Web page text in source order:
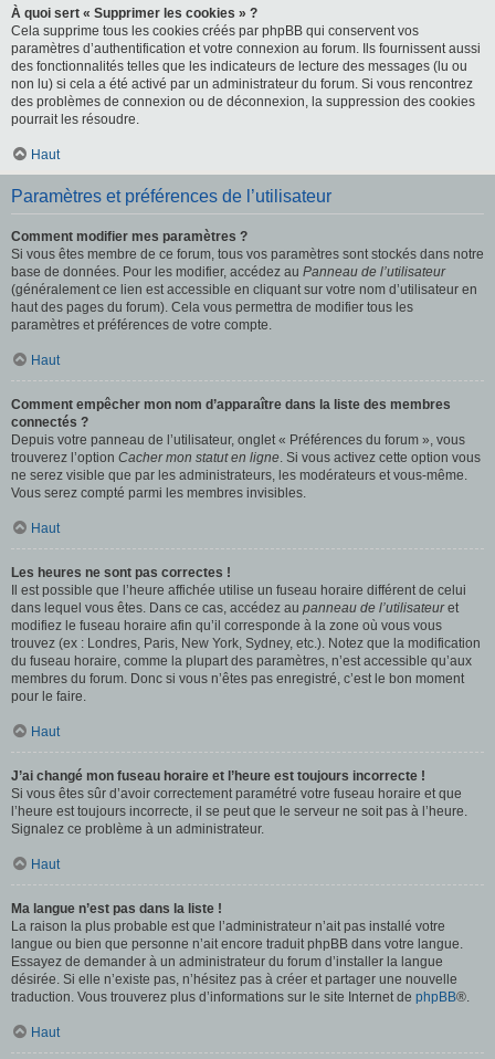
À quoi sert « Supprimer les cookies » ?
Cela supprime tous les cookies créés par phpBB qui conservent vos
paramètres d’authentification et votre connexion au forum. Ils fournissent aussi
des fonctionnalités telles que les indicateurs de lecture des messages (lu ou
non lu) si cela a été activé par un administrateur du forum. Si vous rencontrez
des problèmes de connexion ou de déconnexion, la suppression des cookies
pourrait les résoudre.
Haut
Paramètres et préférences de l’utilisateur
Comment modifier mes paramètres ?
Si vous êtes membre de ce forum, tous vos paramètres sont stockés dans notre
base de données. Pour les modifier, accédez au Panneau de l’utilisateur
(généralement ce lien est accessible en cliquant sur votre nom d’utilisateur en
haut des pages du forum). Cela vous permettra de modifier tous les
paramètres et préférences de votre compte.
Haut
Comment empêcher mon nom d’apparaître dans la liste des membres
connectés ?
Depuis votre panneau de l’utilisateur, onglet « Préférences du forum », vous
trouverez l’option Cacher mon statut en ligne. Si vous activez cette option vous
ne serez visible que par les administrateurs, les modérateurs et vous-même.
Vous serez compté parmi les membres invisibles.
Haut
Les heures ne sont pas correctes !
Il est possible que l’heure affichée utilise un fuseau horaire différent de celui
dans lequel vous êtes. Dans ce cas, accédez au panneau de l’utilisateuret
modifiez le fuseau horaire afin qu’il corresponde à la zone où vous vous
trouvez (ex : Londres, Paris, New York, Sydney, etc.). Notez que la modification
du fuseau horaire, comme la plupart des paramètres, n’est accessible qu’aux
membres du forum. Donc si vous n’êtes pas enregistré, c’est le bon moment
pour le faire.
Haut
J’ai changé mon fuseau horaire et l’heure est toujours incorrecte !
Si vous êtes sûr d’avoir correctement paramétré votre fuseau horaire et que
l’heure est toujours incorrecte, il se peut que le serveur ne soit pas à l’heure.
Signalez ce problème à un administrateur.
Haut
Ma langue n’est pas dans la liste !
La raison la plus probable est que l’administrateur n’ait pas installé votre
langue ou bien que personne n’ait encore traduit phpBB dans votre langue.
Essayez de demander à un administrateur du forum d’installer la langue
désirée. Si elle n’existe pas, n’hésitez pas à créer et partager une nouvelle
traduction. Vous trouverez plus d’informations sur le site Internet de phpBB®.
Haut